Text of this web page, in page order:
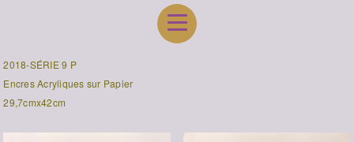
2018-SÉRIE 9 P
Encres Acryliques sur Papier
29,7cmx42cm